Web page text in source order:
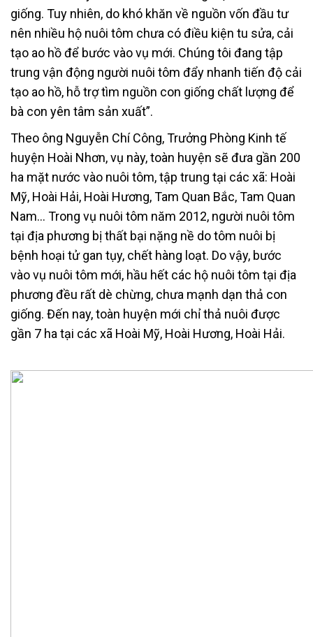
giống. Tuy nhiên, do khó khăn về nguồn vốn đầu tư
nên nhiều hộ nuôi tôm chưa có điều kiện tu sửa, cải
tạo ao hồ để bước vào vụ mới. Chúng tôi đang tập
trung vận động người nuôi tôm đẩy nhanh tiến độ cải
tạo ao hồ, hỗ trợ tìm nguồn con giống chất lượng để
bà con yên tâm sản xuất”.
Theo ông Nguyễn Chí Công, Trưởng Phòng Kinh tế
huyện Hoài Nhơn, vụ này, toàn huyện sẽ đưa gần 200
ha mặt nước vào nuôi tôm, tập trung tại các xã: Hoài
Mỹ, Hoài Hải, Hoài Hương, Tam Quan Bắc, Tam Quan
Nam… Trong vụ nuôi tôm năm 2012, người nuôi tôm
tại địa phương bị thất bại nặng nề do tôm nuôi bị
bệnh hoại tử gan tụy, chết hàng loạt. Do vậy, bước
vào vụ nuôi tôm mới, hầu hết các hộ nuôi tôm tại địa
phương đều rất dè chừng, chưa mạnh dạn thả con
giống. Đến nay, toàn huyện mới chỉ thả nuôi được
gần 7 ha tại các xã Hoài Mỹ, Hoài Hương, Hoài Hải.